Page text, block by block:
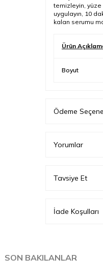
temizleyin, yüze
uygulayın, 10
kalan serumu
Ürün
Boyut
Ödeme
Yorumlar
Tavsiye Et
İade Koşulları
SON BAKILANLAR